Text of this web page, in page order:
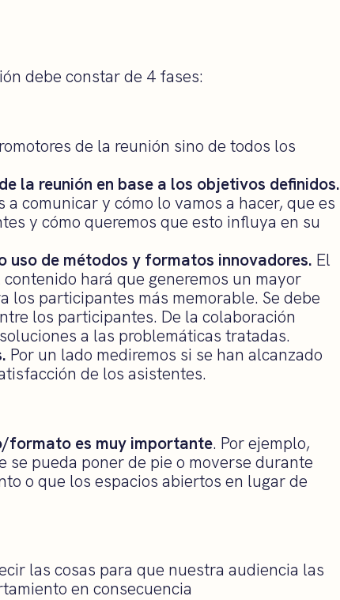
debe constar de 4 fases:
de la reunión sino de todos los
la reunión en base a los objetivos definidos.
comunicar y cómo lo vamos a hacer, que es
y cómo queremos que esto influya en su
uso de métodos y formatos innovadores. El
hará que generemos un mayor
los participantes más memorable. Se debe
los participantes. De la colaboración
a las problemáticas tratadas.
Por un lado mediremos si se han alcanzado
de los asistentes.
formato es muy importante. Por ejemplo,
se pueda poner de pie o moverse durante
o que los espacios abiertos en lugar de
las cosas para que nuestra audiencia las
en consecuencia